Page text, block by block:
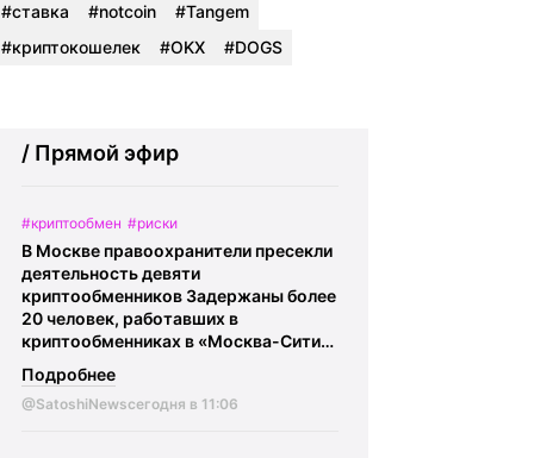
#ставка
#notcoin
#Tangem
#криптокошелек
#OKX #DOGS
/ Прямой эфир
#криптообмен #риски
В Москве правоохранители пресекли
деятельность девяти
криптообменников Задержаны более
20 человек, работавших в
криптообменниках в «Москва-Сити».
По данным ФСБ, через эти обменники
украинские колл-центры
легализовывали средства,
Подробнее
@SatoshiNewsсегодня в 11:06